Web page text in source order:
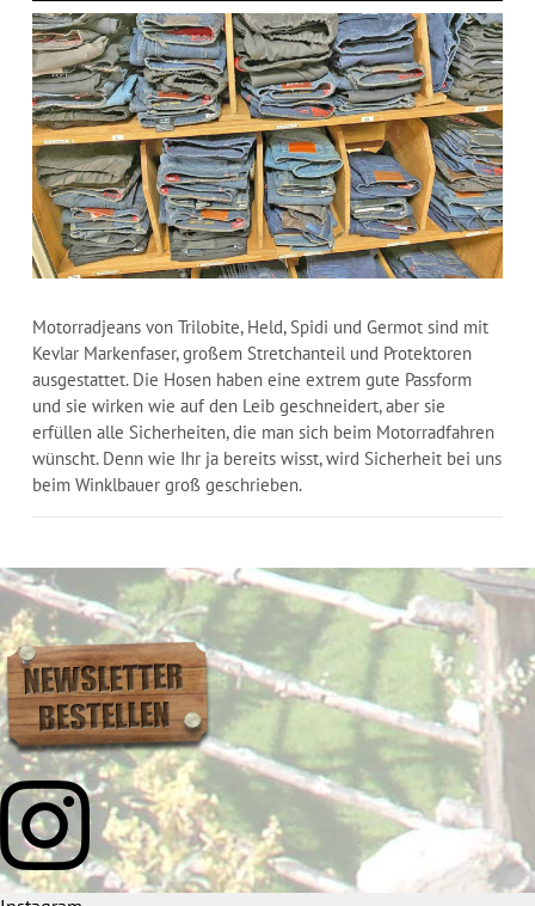
Motorradjeans von Trilobite, Held, Spidi und Germot sind mit
Kevlar Markenfaser, großem Stretchanteil und Protektoren
ausgestattet. Die Hosen haben eine extrem gute Passform
und sie wirken wie auf den Leib geschneidert, aber sie
erfüllen alle Sicherheiten, die man sich beim Motorradfahren
wünscht. Denn wie Ihr ja bereits wisst, wird Sicherheit bei uns
beim Winklbauer groß geschrieben.